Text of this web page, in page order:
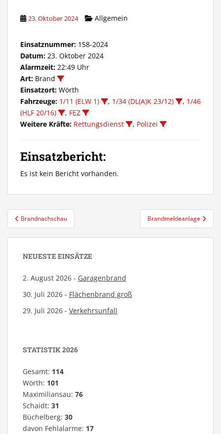
23. Oktober 2024 Allgemein
Einsatznummer: 158-2024
Datum: 23. Oktober 2024
Alarmzeit: 22:49 Uhr
Art: Brand
Einsatzort: Wörth
Fahrzeuge: 1/11 (ELW 1) , 1/34 (DL(A)K 23/12) , 1/46
(HLF 20/16)
, FEZ
Weitere Kräfte: Rettungsdienst , Polizei
Einsatzbericht:
Es ist kein Bericht vorhanden.
Beitragsnavigation
Brandnachschau Brandmeldeanlage
NEUESTE EINSÄTZE
2. August 2026 - Garagenbrand
30. Juli 2026 - Flächenbrand groß
29. Juli 2026 - Verkehrsunfall
STATISTIK 2026
Gesamt: 114
Wörth: 101
Maximiliansau: 76
Schaidt: 31
Büchelberg: 30
davon Fehlalarme: 17